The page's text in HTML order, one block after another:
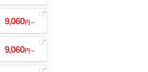
9,060円～
9,060円～